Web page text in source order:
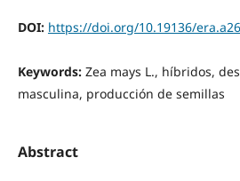
DOI: https://doi.org/10.19136/
Keywords: Zea mays L., híbridos,
masculina, producción de semillas
Abstract